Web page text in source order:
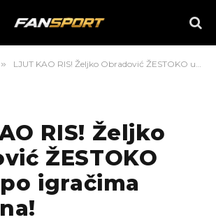
» LJUT KAO RIS! Željko Obradović ŽESTOKO udario po igračima Partizana!
RIS! Željko
ŽESTOKO
igračima